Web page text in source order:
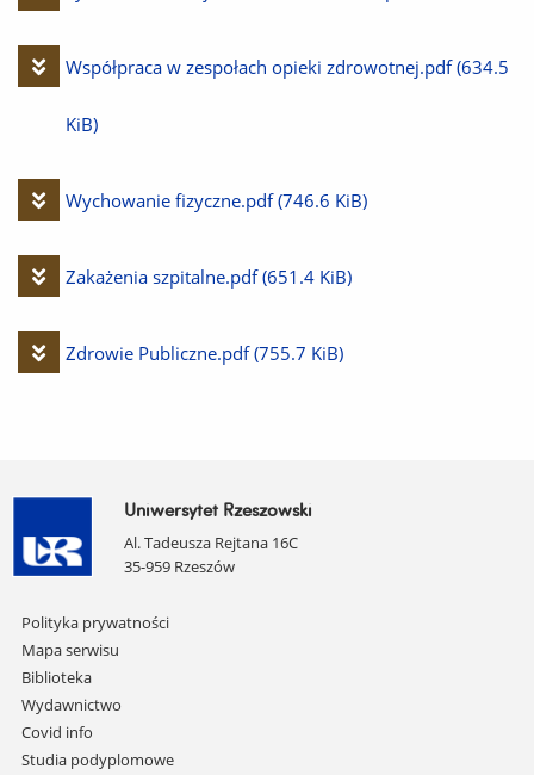
Pobierz
plik
Współpraca w zespołach opieki zdrowotnej.pdf (634.5
KiB)
Pobierz
Wychowanie fizyczne.pdf (746.6 KiB)
Pobierz
Zakażenia szpitalne.pdf (651.4 KiB)
Pobierz
Zdrowie Publiczne.pdf (755.7 KiB)
Uniwersytet Rzeszowski
Al. Tadeusza Rejtana 16C
35-959 Rzeszów
Pomiń
nawigację
i
przejdź
do
treści
Polityka prywatności
Mapa serwisu
Biblioteka
Wydawnictwo
Covid info
Studia podyplomowe